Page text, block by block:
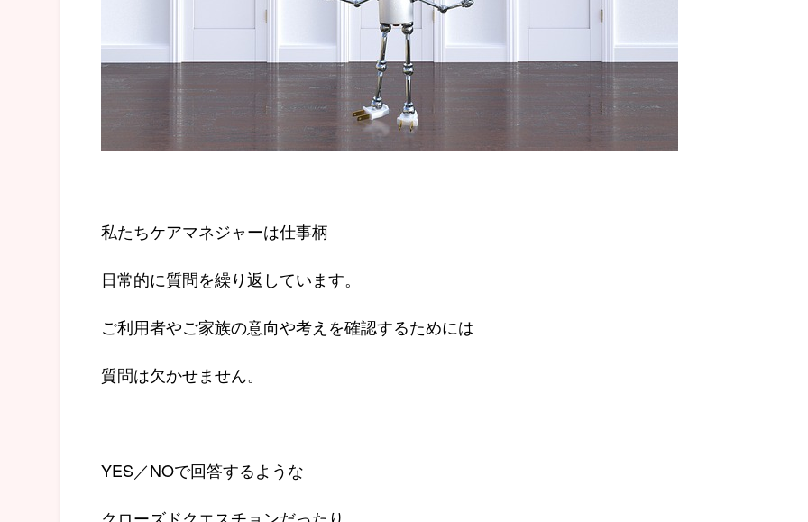
私たちケアマネジャーは仕事柄
日常的に質問を繰り返しています。
ご利用者やご家族の意向や考えを確認するためには
質問は欠かせません。
YES／NOで回答するような